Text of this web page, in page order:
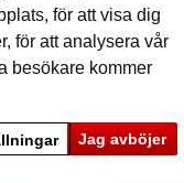
för att visa dig
för att analysera vår
besökare kommer
Jag avböjer
format: